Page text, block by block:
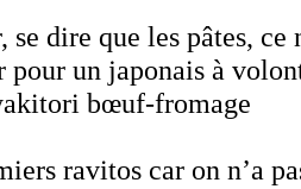
dire que les pâtes, ce
un japonais à
bœuf-fromage
ravitos car on n’a